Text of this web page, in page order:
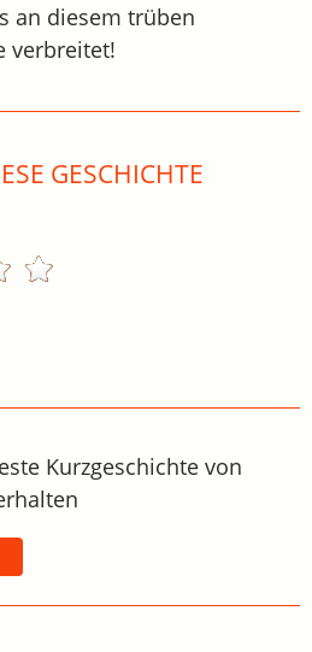
an diesem trüben
verbreitet!
GESCHICHTE
Kurzgeschichte von